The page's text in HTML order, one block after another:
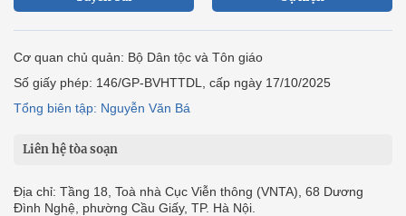
Cơ quan chủ quản: Bộ Dân tộc và Tôn giáo
Số giấy phép: 146/GP-BVHTTDL, cấp ngày 17/10/2025
Tổng biên tập: Nguyễn Văn Bá
Liên hệ tòa soạn
Địa chỉ: Tầng 18, Toà nhà Cục Viễn thông (VNTA), 68 Dương
Đình Nghệ, phường Cầu Giấy, TP. Hà Nội.